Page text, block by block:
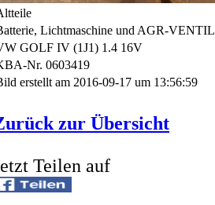
Lichtmaschine und AGR-VENTIL
GOLF IV (1J1) 1.4 16V
Nr. 0603419
erstellt am 2016-09-17 um 13:56:59
zur Übersicht
Teilen auf